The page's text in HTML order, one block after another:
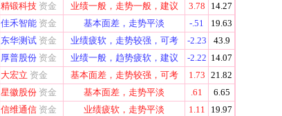
精锻科技 资金 业绩一般，走势一般，建议 3.78
14.27
佳禾智能 资金 基本面差，走势平淡 -.51
19.63
东华测试 资金 业绩疲软，走势较强，可考 -2.23
43.9
厚普股份 资金 业绩一般，趋势疲软，建议 -2.22 14.07
大宏立 资金 基本面差，走势较强，可考 1.73 21.82
星徽股份 资金 基本面差，走势平淡 .61
6.65
信维通信 资金 业绩疲软，走势平淡 1.11
19.97